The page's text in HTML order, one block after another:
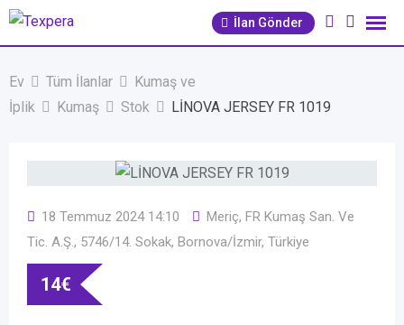
İçeriğe
İlan Gönder
Ev Tüm İlanlar
Kumaş ve
İplik
Kumaş Stok LİNOVA JERSEY FR 1019
18 Temmuz 2024 14:10
Meriç, FR Kumaş San. Ve
Tic. A.Ş., 5746/14. Sokak, Bornova/İzmir, Türkiye
14€